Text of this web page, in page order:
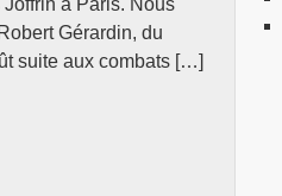
à Paris. Nous
Gérardin, du
suite aux combats […]